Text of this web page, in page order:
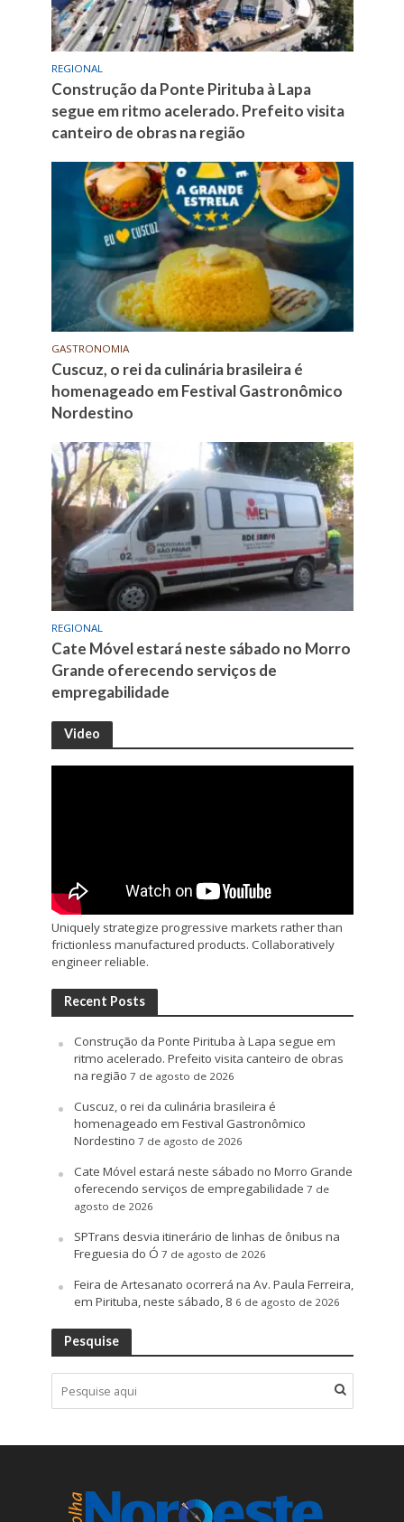
REGIONAL
Construção da Ponte Pirituba à Lapa
segue em ritmo acelerado. Prefeito visita
canteiro de obras na região
GASTRONOMIA
Cuscuz, o rei da culinária brasileira é
homenageado em Festival Gastronômico
Nordestino
REGIONAL
Cate Móvel estará neste sábado no Morro
Grande oferecendo serviços de
empregabilidade
Video
Uniquely strategize progressive markets rather than
frictionless manufactured products. Collaboratively
engineer reliable.
Recent Posts
Construção da Ponte Pirituba à Lapa segue em
ritmo acelerado. Prefeito visita canteiro de obras
na região 7 de agosto de 2026
Cuscuz, o rei da culinária brasileira é
homenageado em Festival Gastronômico
Nordestino 7 de agosto de 2026
Cate Móvel estará neste sábado no Morro Grande
oferecendo serviços de empregabilidade 7 de
agosto de 2026
SPTrans desvia itinerário de linhas de ônibus na
Freguesia do Ó 7 de agosto de 2026
Feira de Artesanato ocorrerá na Av. Paula Ferreira,
em Pirituba, neste sábado, 8 6 de agosto de 2026
Pesquise